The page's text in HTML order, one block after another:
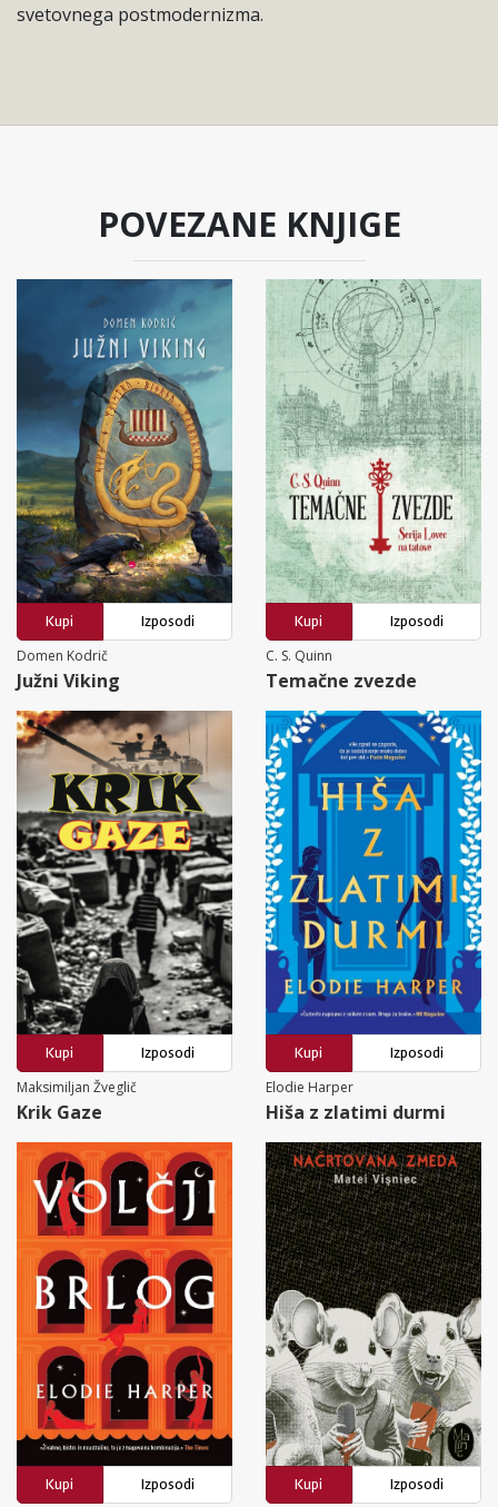
svetovnega postmodernizma.
POVEZANE KNJIGE
Kupi
Izposodi
Domen Kodrič
Južni Viking
Kupi
Izposodi
C. S. Quinn
Temačne zvezde
Kupi
Izposodi
Maksimiljan Žveglič
Krik Gaze
Kupi
Izposodi
Elodie Harper
Hiša z zlatimi durmi
Kupi
Izposodi
Kupi
Izposodi